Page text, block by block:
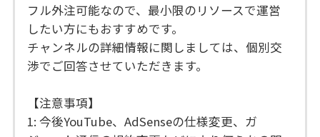
フル外注可能なので、最小限のリソースで運営
したい方にもおすすめです。
チャンネルの詳細情報に関しましては、個別交
渉でご回答させていただきます。
【注意事項】
1: 今後YouTube、AdSenseの仕様変更、ガ